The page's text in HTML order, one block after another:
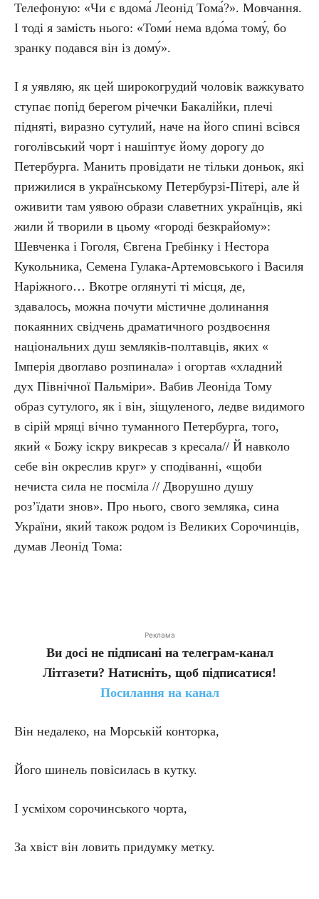
Телефоную: «Чи є вдома́ Леонід Тома́?». Мовчання.
І тоді я замість нього: «Томи́ нема вдо́ма тому́, бо
зранку подався він із дому́».
І я уявляю, як цей широкогрудий чоловік важкувато
ступає попід берегом річечки Бакалійки, плечі
підняті, виразно сутулий, наче на його спині всівся
гоголівський чорт і нашіптує йому дорогу до
Петербурга. Манить провідати не тільки доньок, які
прижилися в українському Петербурзі-Пітері, але й
оживити там уявою образи славетних українців, які
жили й творили в цьому «городі безкрайому»:
Шевченка і Гоголя, Євгена Гребінку і Нестора
Кукольника, Семена Гулака-Артемовського і Василя
Наріжного… Вкотре оглянуті ті місця, де,
здавалось, можна почути містичне долинання
покаянних свідчень драматичного роздвоєння
національних душ земляків-полтавців, яких «
Імперія двоглаво розпинала» і огортав «хладний
дух Північної Пальміри». Вабив Леоніда Тому
образ сутулого, як і він, зіщуленого, ледве видимого
в сірій мряці вічно туманного Петербурга, того,
який « Божу іскру викресав з кресала// Й навколо
себе він окреслив круг» у сподіванні, «щоби
нечиста сила не посміла // Дворушно душу
роз’їдати знов». Про нього, свого земляка, сина
України, який також родом із Великих Сорочинців,
думав Леонід Тома:
Реклама
Ви досі не підписані на телеграм-канал
Літгазети? Натисніть, щоб підписатися!
Посилання на канал
Він недалеко, на Морській конторка,
Його шинель повісилась в кутку.
І усміхом сорочинського чорта,
За хвіст він ловить придумку метку.